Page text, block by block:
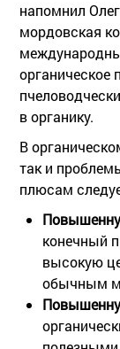
напомнил
мордовская
органическое
в органику.
В
так и
плюсам
конечный
высокую
обычным